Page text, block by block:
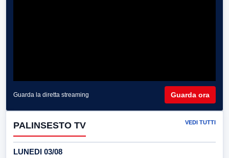
Guarda la diretta streaming Guarda ora
PALINSESTO TV VEDI TUTTI
LUNEDI 03/08